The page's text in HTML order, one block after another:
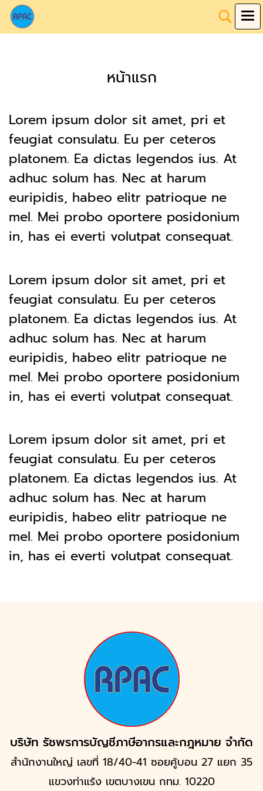
หน้าแรก
Lorem ipsum dolor sit amet, pri et
feugiat consulatu. Eu per ceteros
platonem. Ea dictas legendos ius. At
adhuc solum has. Nec at harum
euripidis, habeo elitr patrioque ne
mel. Mei probo oportere posidonium
in, has ei everti volutpat consequat.
Lorem ipsum dolor sit amet, pri et
feugiat consulatu. Eu per ceteros
platonem. Ea dictas legendos ius. At
adhuc solum has. Nec at harum
euripidis, habeo elitr patrioque ne
mel. Mei probo oportere posidonium
in, has ei everti volutpat consequat.
Lorem ipsum dolor sit amet, pri et
feugiat consulatu. Eu per ceteros
platonem. Ea dictas legendos ius. At
adhuc solum has. Nec at harum
euripidis, habeo elitr patrioque ne
mel. Mei probo oportere posidonium
in, has ei everti volutpat consequat.
บริษัท รัชพรการบัญชีภาษีอากรและกฎหมาย จำกัด
สำนักงานใหญ่ เลขที่ 18/40-41 ซอยคู้บอน 27 แยก 35
แขวงท่าแร้ง เขตบางเขน กทม. 10220